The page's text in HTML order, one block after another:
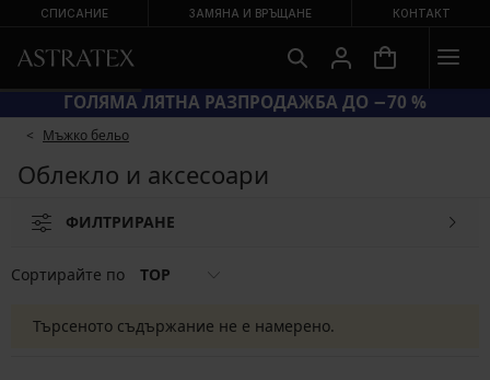
СПИСАНИЕ ЗАМЯНА И ВРЪЩАНЕ КОНТАКТ
ГОЛЯМА ЛЯТНА РАЗПРОДАЖБА ДО −70 %
Мъжко бельо
Облекло и аксесоари
ФИЛТРИРАНЕ
Сортирайте по TOP
Търсеното съдържание не е намерено.